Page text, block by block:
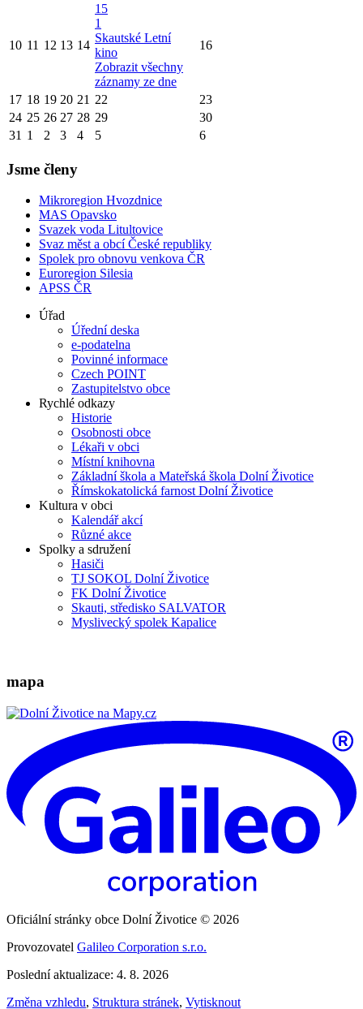
10 11 12 13 14
15
1
Skautské Letní
kino
Zobrazit všechny
záznamy ze dne
16
17 18 19 20 21 22
23
24 25 26 27 28 29
30
31 1 2 3 4 5 6
Jsme členy
Mikroregion Hvozdnice
MAS Opavsko
Svazek voda Litultovice
Svaz měst a obcí České republiky
Spolek pro obnovu venkova ČR
Euroregion Silesia
APSS ČR
Úřad
Úřední deska
e-podatelna
Povinné informace
Czech POINT
Zastupitelstvo obce
Rychlé odkazy
Historie
Osobnosti obce
Lékaři v obci
Místní knihovna
Základní škola a Mateřská škola Dolní Životice
Římskokatolická farnost Dolní Životice
Kultura v obci
Kalendář akcí
Různé akce
Spolky a sdružení
Hasiči
TJ SOKOL Dolní Životice
FK Dolní Životice
Skauti, středisko SALVATOR
Myslivecký spolek Kapalice
mapa
Oficiální stránky obce Dolní Životice © 2026
Provozovatel Galileo Corporation s.r.o.
Poslední aktualizace: 4. 8. 2026
Změna vzhledu, Struktura stránek, Vytisknout